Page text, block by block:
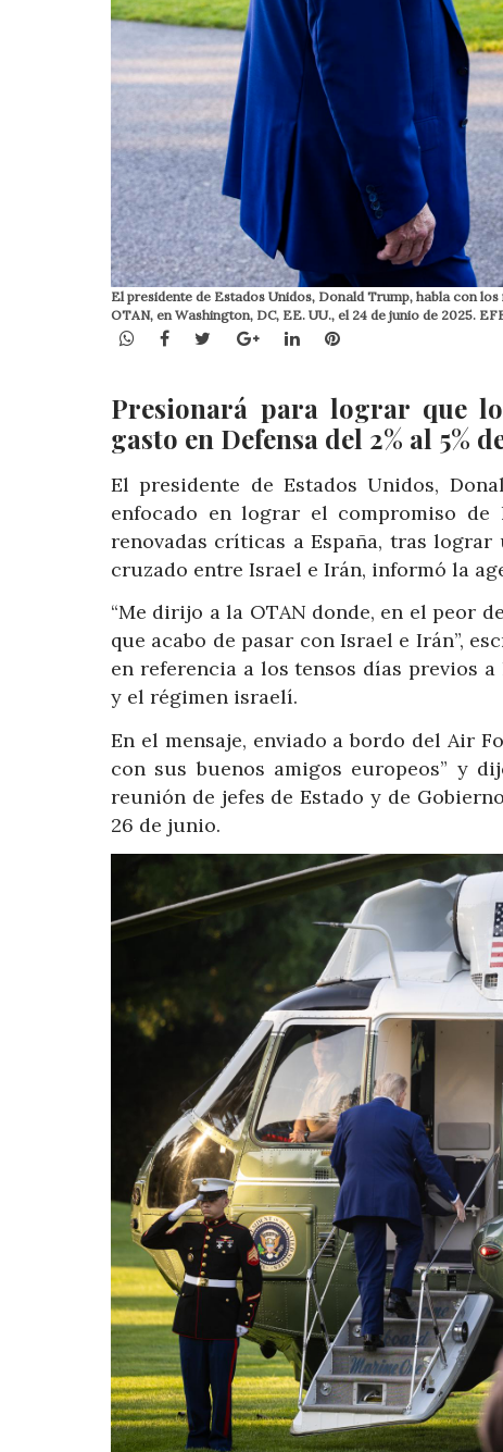
El presidente de Estados Unidos, Donald Trump, habla con
OTAN, en Washington, DC, EE. UU., el 24 de junio de 2025.
WhatsApp
Facebook
TwitterGoogle+LinkedInPinterest
Presionará para lograr que
gasto en Defensa del 2% al 5%
El presidente de Estados Unidos,
enfocado en lograr el compromiso
renovadas críticas a España, tras
cruzado entre Israel e Irán, informó la
“Me dirijo a la OTAN donde, en el peor
que acabo de pasar con Israel e Irán”,
en referencia a los tensos días previos
y el régimen israelí.
En el mensaje, enviado a bordo del Air
con sus buenos amigos europeos” y
reunión de jefes de Estado y de
26 de junio.